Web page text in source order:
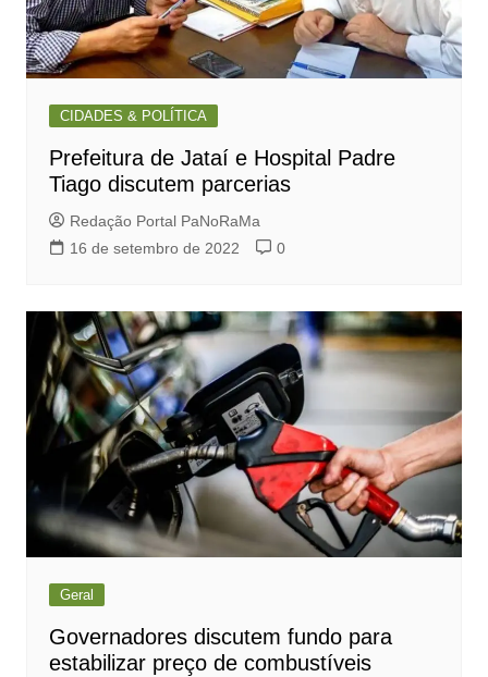
CIDADES & POLÍTICA
Prefeitura de Jataí e Hospital Padre
Tiago discutem parcerias
Redação Portal PaNoRaMa
16 de setembro de 2022
0
Geral
Governadores discutem fundo para
estabilizar preço de combustíveis